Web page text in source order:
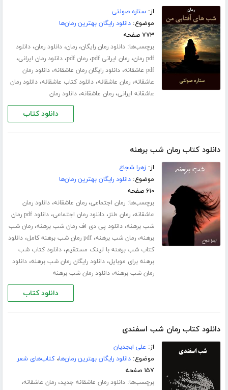
از:ستاره صولتی
موضوع:دانلود رایگان بهترین رمان‌ها
۷۷۳ صفحه
برچسب‌ها:دانلود رمان رایگان،رمان،دانلود رمان،دانلود
pdf رمان
،رمان ایرانی pdf ،رمان pdf ،دانلود رمان ایرانی،
pdf عاشقانه ،دانلود رایگان رمان عاشقانه،دانلود رمان
عاشقانه،رمان عاشقانه،دانلود کتاب عاشقانه،دانلود رمان
عاشقانه ایرانی،رمان عاشقانه،دانلود رمان
دانلود کتاب
دانلود کتاب رمان شب برهنه
از:زهرا شجاع
موضوع:دانلود رایگان بهترین رمان‌ها
۶۱۰ صفحه
برچسب‌ها:رمان اجتماعی،رمان عاشقانه،دانلود رمان
عاشقانه،رمان طنز،دانلود رمان اجتماعی،
دانلود pdf رمان
شب برهنه،دانلود پی دی اف رمان شب برهنه،رمان شب
برهنه،رمان شب برهنه،pdf رمان شب برهنه کامل ،دانلود
کتاب شب برهنه با لینک مستقیم،دانلود کتاب شب
برهنه برای موبایل،دانلود رایگان رمان شب برهنه،دانلود
رمان شب برهنه،دانلود رمان شب برهنه
دانلود کتاب
دانلود کتاب رمان شب اسفندی
از: علی ابجدیان
موضوع:دانلود رایگان بهترین رمان‌ها،کتاب‌های شعر
۱۵۷ صفحه
برچسب‌ها:دانلود رمان عاشقانه جدید،رمان عاشقانه،